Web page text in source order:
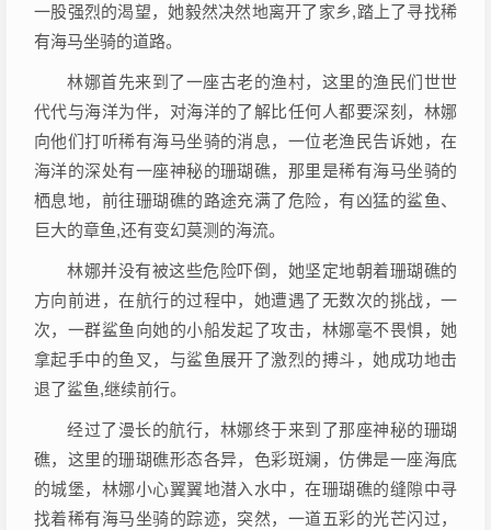
一股强烈的渴望，她毅然决然地离开了家乡,踏上了寻找稀
有海马坐骑的道路。
林娜首先来到了一座古老的渔村，这里的渔民们世世
代代与海洋为伴，对海洋的了解比任何人都要深刻，林娜
向他们打听稀有海马坐骑的消息，一位老渔民告诉她，在
海洋的深处有一座神秘的珊瑚礁，那里是稀有海马坐骑的
栖息地，前往珊瑚礁的路途充满了危险，有凶猛的鲨鱼、
巨大的章鱼,还有变幻莫测的海流。
林娜并没有被这些危险吓倒，她坚定地朝着珊瑚礁的
方向前进，在航行的过程中，她遭遇了无数次的挑战，一
次，一群鲨鱼向她的小船发起了攻击，林娜毫不畏惧，她
拿起手中的鱼叉，与鲨鱼展开了激烈的搏斗，她成功地击
退了鲨鱼,继续前行。
经过了漫长的航行，林娜终于来到了那座神秘的珊瑚
礁，这里的珊瑚礁形态各异，色彩斑斓，仿佛是一座海底
的城堡，林娜小心翼翼地潜入水中，在珊瑚礁的缝隙中寻
找着稀有海马坐骑的踪迹，突然，一道五彩的光芒闪过，